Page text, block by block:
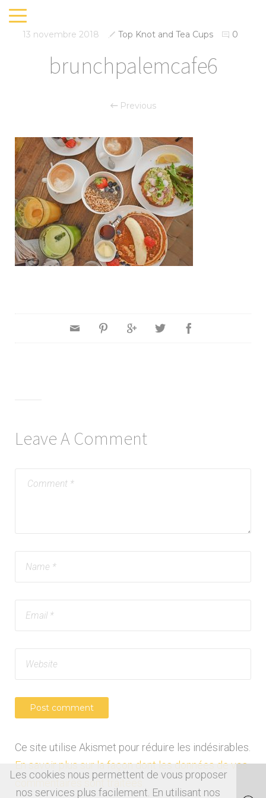
13 novembre 2018 Top Knot and Tea Cups 0
brunchpalemcafe6
Previous
Leave A Comment
Ce site utilise Akismet pour réduire les indésirables.
En savoir plus sur la façon dont les données de vos
commentaires sont traitées
Les cookies nous permettent de vous proposer
nos services plus facilement. En utilisant nos